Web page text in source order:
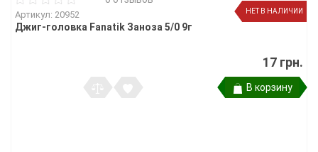
НЕТ В НАЛИЧИИ
Артикул: 20952
Джиг-головка Fanatik Заноза 5/0 9г
17 грн.
В корзину